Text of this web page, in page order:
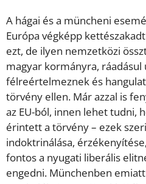
A hágai és a müncheni
Európa végképp
ezt, de ilyen nemzetközi
magyar kormányra, ráadásul
félreértelmeznek és
törvény ellen. Már azzal is
az EU-ból, innen lehet tudni,
érintett a törvény – ezek
indoktrinálása,
fontos a nyugati liberális
engedni. Münchenben